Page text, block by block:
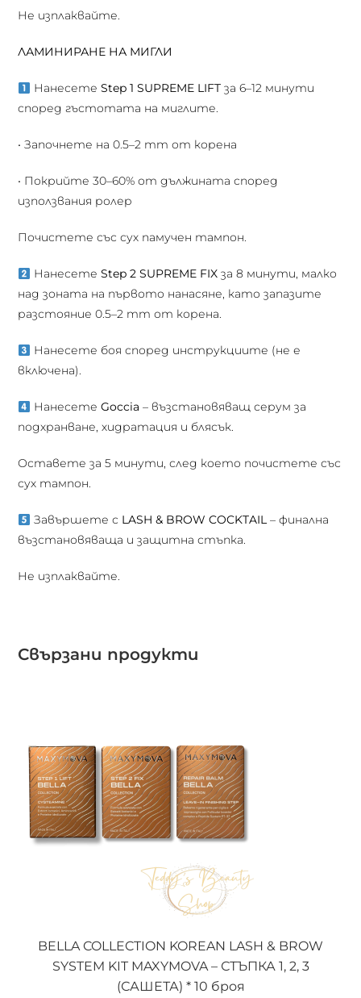
Не изплаквайте.
ЛАМИНИРАНЕ НА МИГЛИ
НанесетеStep 1 SUPREME LIFT за 6–12 минути
според гъстотата на миглите.
• Започнете на 0.5–2 mm от корена
• Покрийте 30–60% от дължината според
използвания ролер
Почистете със сух памучен тампон.
НанесетеStep 2 SUPREME FIX за 8 минути, малко
над зоната на първото нанасяне, като запазите
разстояние 0.5–2 mm от корена.
Нанесете боя според инструкциите (не е
включена).
НанесетеGoccia – възстановяващ серум за
подхранване, хидратация и блясък.
Оставете за 5 минути, след което почистете със
сух тампон.
Завършете с LASH & BROW COCKTAIL– финална
възстановяваща и защитна стъпка.
Не изплаквайте.
Свързани продукти
BELLA COLLECTION KOREAN LASH & BROW
SYSTEM KIT MAXYMOVA – СТЪПКА 1, 2, 3
(САШЕТА) * 10 броя